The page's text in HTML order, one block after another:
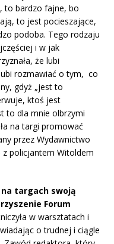
to bardzo fajne, bo
to jest pocieszające,
podoba. Tego rodzaju
i w jak
że lubi
rozmawiać o tym, co
gdyż „jest to
ktoś jest
to dla mnie olbrzymi
na targi promować
przez Wydawnictwo
policjantem Witoldem
targach swoją
Forum
w warsztatach i
o trudnej i ciągle